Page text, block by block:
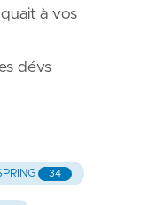
à vos
dévs
34